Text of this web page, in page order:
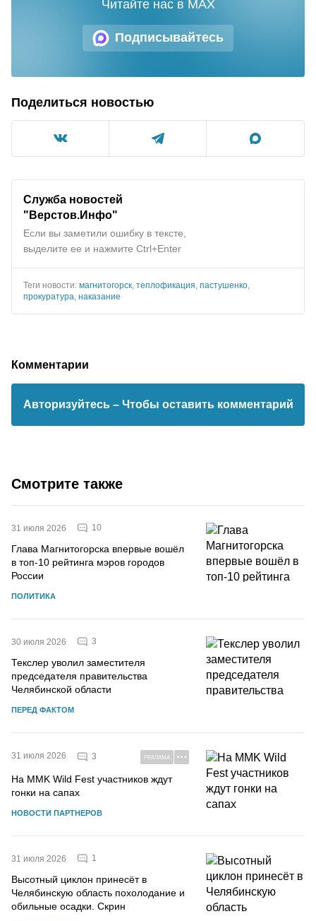
Подписывайтесь
Читайте нас в MAX
Поделиться новостью
Служба новостей
"Верстов.Инфо"
Если вы заметили ошибку в тексте,
выделите ее и нажмите Ctrl+Enter
Теги новости: магнитогорск теплофикация пастушенко
прокуратура наказание
Комментарии
Авторизуйтесь – Чтобы оставить комментарий
Смотрите также
31 июля 2026 10
Глава Магнитогорска впервые вошёл
в топ-10 рейтинга мэров городов
России
ПОЛИТИКА
30 июля 2026 3
Текслер уволил заместителя
председателя правительства
Челябинской области
ПЕРЕД ФАКТОМ
31 июля 2026 3 РЕКЛАМА
На MMK Wild Fest участников ждут
гонки на сапах
НОВОСТИ ПАРТНЕРОВ
31 июля 2026 1
Высотный циклон принесёт в
Челябинскую область похолодание и
обильные осадки. Скрин